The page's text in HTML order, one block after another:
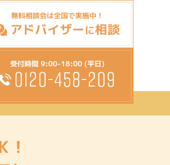
無料相談会は全国で実施中！
アドバイザーに相談
受付時間 9:00-18:00 (平日)
0120-458-209